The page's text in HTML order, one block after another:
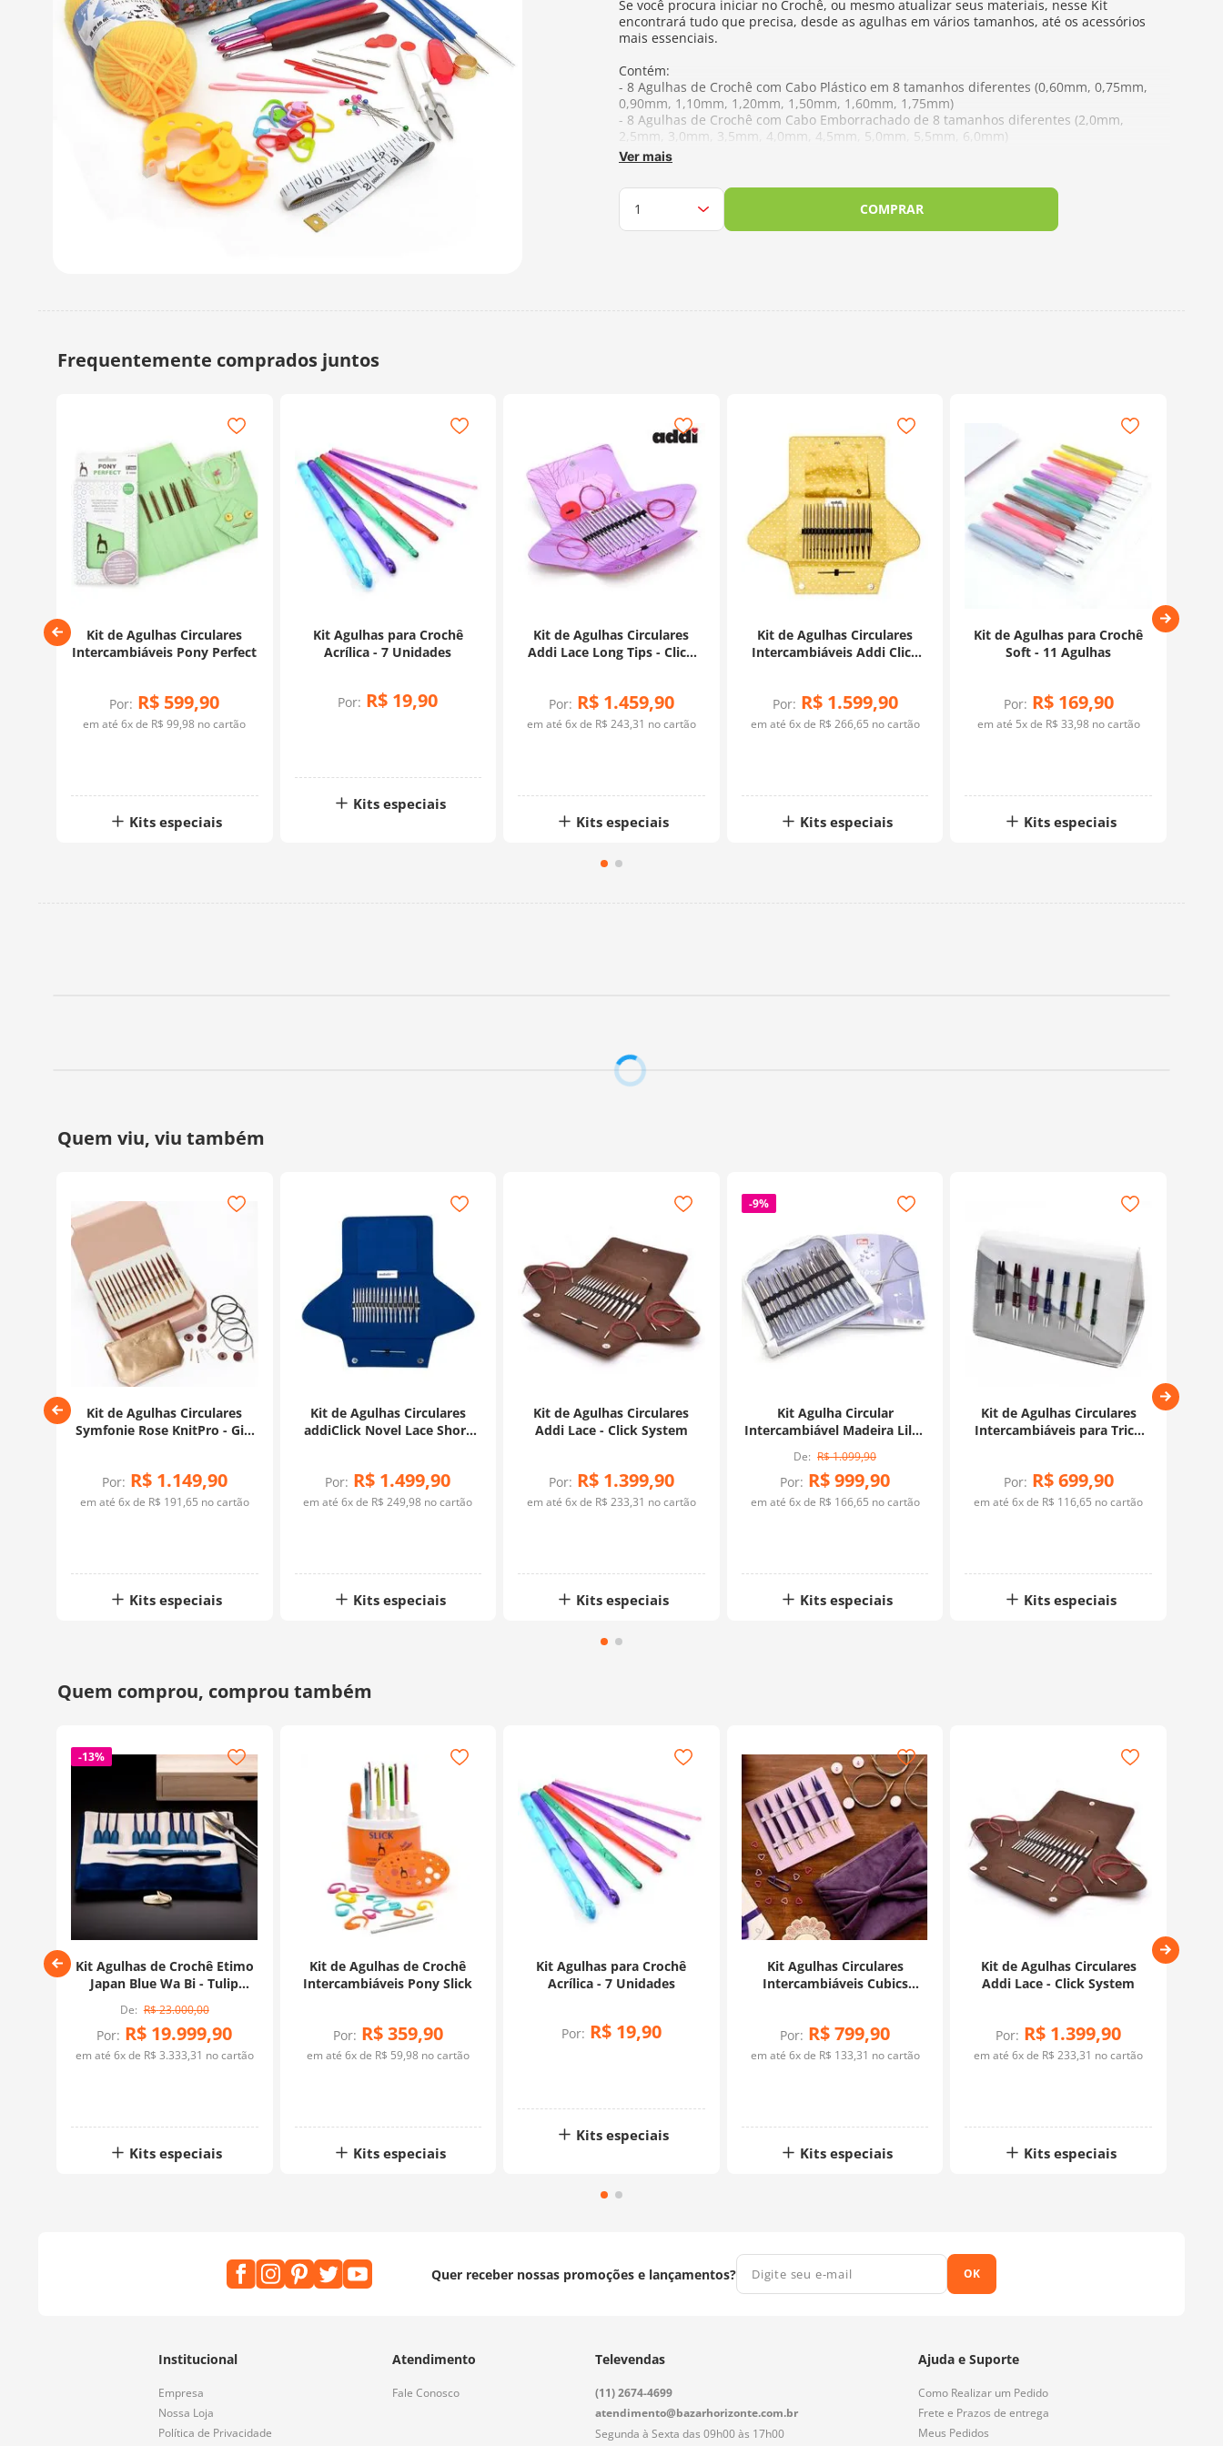
Se você procura iniciar no Crochê, ou mesmo atualizar seus materiais, nesse Kit
encontrará tudo que precisa, desde as agulhas em vários tamanhos, até os acessórios
mais essenciais.
Contém:
- 8 Agulhas de Crochê com Cabo Plástico em 8 tamanhos diferentes (0,60mm, 0,75mm,
0,90mm, 1,10mm, 1,20mm, 1,50mm, 1,60mm, 1,75mm)
- 8 Agulhas de Crochê com Cabo Emborrachado de 8 tamanhos diferentes (2,0mm,
2,5mm, 3,0mm, 3,5mm, 4,0mm, 4,5mm, 5,0mm, 5,5mm, 6,0mm)
- 1 Fita Métrica de 150cm
- 10 Marcadores de Pontos Cadeado
- 4 Agulhas Plásticas para Costura em 2 tamanhos diferentes
- 1 Dedal Anel
- 1 Tesoura Pequena de Tecelão
- 1 Estojo Pano Floral
Ver mais
COMPRAR
Kit de Agulhas Circulares
Intercambiáveis Pony Perfect
Por: R$ 599,90
em até6x de R$ 99,98 no cartão
Kits especiais
Kit Agulhas para Crochê
Acrílica - 7 Unidades
Por: R$ 19,90
Kits especiais
Kit de Agulhas Circulares
Addi Lace Long Tips - Click
Por: R$ 1.459,90
em até 6x de R$ 243,31 no cartão
Kits especiais
Kit de Agulhas Circulares
Intercambiáveis Addi Click
Por: R$ 1.599,90
em até 6x de R$ 266,65 no cartão
Kits especiais
Kit de Agulhas para Crochê
Soft - 11 Agulhas
Por: R$ 169,90
em até 5x de R$ 33,98no cartão
Kits especiais
Kit de Agulhas Circulares
Symfonie Rose KnitPro - Gift
Por: R$ 1.149,90
em até 6x de R$ 191,65 no cartão
Kits especiais
Kit de Agulhas Circulares
addiClick Novel Lace Short
Por: R$ 1.499,90
em até6x de R$ 249,98 no cartão
Kits especiais
Kit de Agulhas Circulares
Addi Lace - Click System
Por: R$ 1.399,90
em até 6x de R$ 233,31 no cartão
Kits especiais
-9%
Kit Agulha Circular
Intercambiável Madeira Lilac
R$1.099,90
Por: R$999,90
em até 6x de R$ 166,65 no cartão
Kits especiais
Kit de Agulhas Circulares
Intercambiáveis para Tricô
Por: R$699,90
em até6x de R$ 116,65 no cartão
Kits especiais
-13%
Kit Agulhas de Crochê Etimo
Japan Blue Wa Bi - Tulip
R$23.000,00
Por: R$ 19.999,90
em até 6x de R$ 3.333,31 no cartão
Kits especiais
Kit de Agulhas de Crochê
Intercambiáveis Pony Slick
Por: R$359,90
em até 6x de R$ 59,98no cartão
Kits especiais
Kit Agulhas para Crochê
Acrílica - 7 Unidades
Por: R$ 19,90
Kits especiais
Kit Agulhas Circulares
Intercambiáveis Cubics
Por: R$799,90
em até 6x de R$ 133,31 no cartão
Kits especiais
Kit de Agulhas Circulares
Addi Lace - Click System
Por: R$ 1.399,90
em até6x de R$ 233,31 no cartão
Kits especiais
Quer receber nossas promoções e lançamentos? OK
Institucional
Empresa
Nossa Loja
Política de Privacidade
Atendimento
Fale Conosco
Televendas
(11) 2674-4699
atendimento@bazarhorizonte.com.br
Segunda à Sexta das 09h00 às 17h00
Ajuda e Suporte
Como Realizar um Pedido
Frete e Prazos de entrega
Meus Pedidos